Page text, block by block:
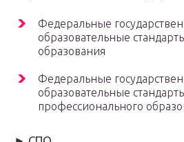
Федеральные
образовательные
образования
Федеральные
образовательные
профессионального